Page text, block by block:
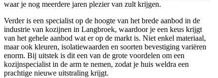
waar je nog meerdere jaren plezier van zult krijgen.
Verder is een specialist op de hoogte van het brede aanbod in de
industrie van kozijnen in Langbroek, waardoor je een keus krijgt
van het gehele aanbod wat er op de markt is. Niet enkel materiaal,
maar ook kleuren, isolatiewaarden en soorten bevestiging variëren
enorm. Bij uitstek is dit een van de grote voordelen om een
kozijnspecialist in de arm te nemen, zodat je huis weldra een
prachtige nieuwe uitstraling krijgt.